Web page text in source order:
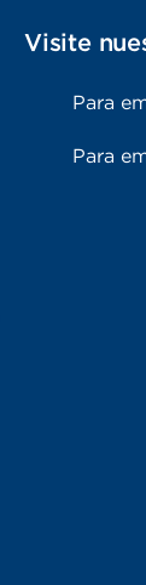
Visite
Para
Para